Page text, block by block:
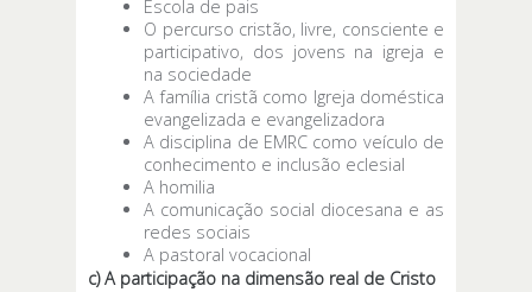
Escola de pais
O percurso cristão, livre, consciente e
participativo, dos jovens na igreja e
na sociedade
A família cristã como Igreja doméstica
evangelizada e evangelizadora
A disciplina de EMRC como veículo de
conhecimento e inclusão eclesial
A homilia
A comunicação social diocesana e as
redes sociais
A pastoral vocacional
c) A participação na dimensão real de Cristo